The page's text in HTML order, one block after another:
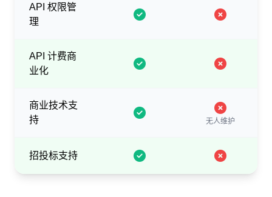
API 权限管
理
API 计费商
业化
商业技术支
持
无人维护
招投标支持